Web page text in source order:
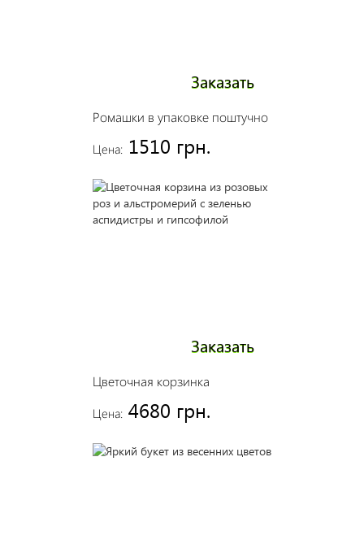
Ромашки в упаковке поштучно
Цена: 1510 грн.
Заказать
Цветочная корзинка
Цена: 4680 грн.
Заказать